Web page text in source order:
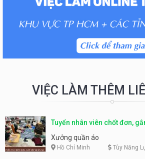
VIỆC LÀM THÊM
Tuyển nhân viên chốt đơn,
Xưởng quần áo
Hồ Chí Minh Tùy Năng